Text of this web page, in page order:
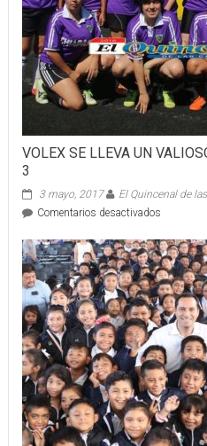
Apertura
in
gala
event
VOLEX SE LLEVA UN
3
3 mayo, 2017
El Quincenal de
Comentarios desactivadosen
SE
LLEVA
UN
VALIOSO
PUNTO
AL
EMPATAR
3
–
3